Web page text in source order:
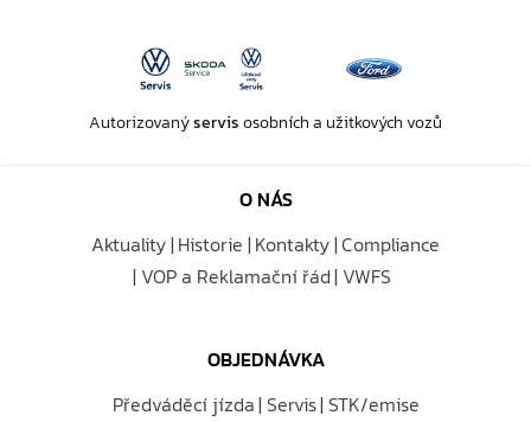
Autorizovanýservisosobních a užitkových vozů
O NÁS
Aktuality Historie Kontakty Compliance
VOP a Reklamační řád VWFS
OBJEDNÁVKA
Předváděcí jízda Servis STK/emise